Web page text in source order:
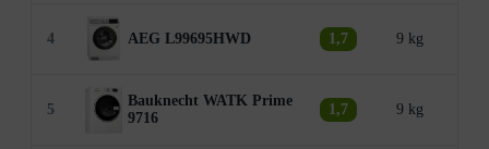
4 AEG L99695HWD 1,7 9 kg
5
Bauknecht WATK Prime
9716
1,7 9 kg